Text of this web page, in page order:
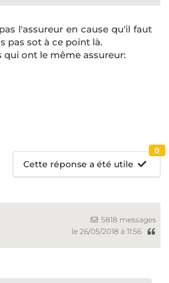
l'assureur en cause qu'il faut
pas sot à ce point là.
qui ont le même assureur:
Cette réponse a été utile
0
5818 messages
le 26/05/2018 à 11:56